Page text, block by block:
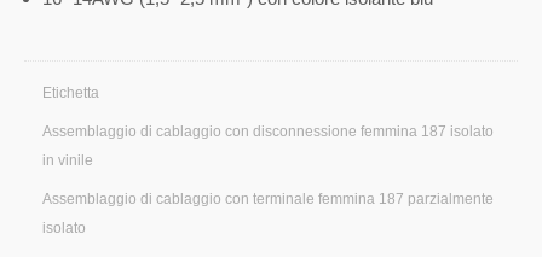
Etichetta
Assemblaggio di cablaggio con disconnessione femmina 187 isolato
in vinile
Assemblaggio di cablaggio con terminale femmina 187 parzialmente
isolato